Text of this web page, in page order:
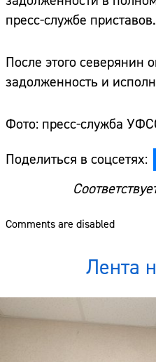
пресс-службе приставов.
После этого северянин
задолженность и
Фото: пресс-служба
Поделиться в соцсетях:
Comments are disabled
Лента